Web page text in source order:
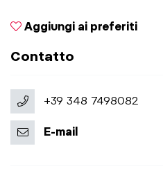
Aggiungi ai preferiti
Contatto
+39 348 7498082
E-mail